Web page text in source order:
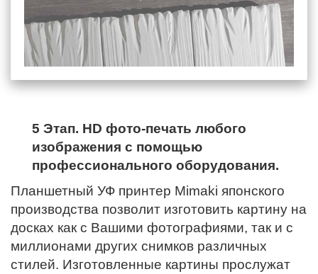
5 Этап. HD фото-печать любого
изображения с помощью
профессионального оборудования.
Планшетный УФ принтер Mimaki японского
производства позволит изготовить картину на
досках как с Вашими фотографиями, так и с
миллионами других снимков различных
стилей. Изготовленные картины прослужат